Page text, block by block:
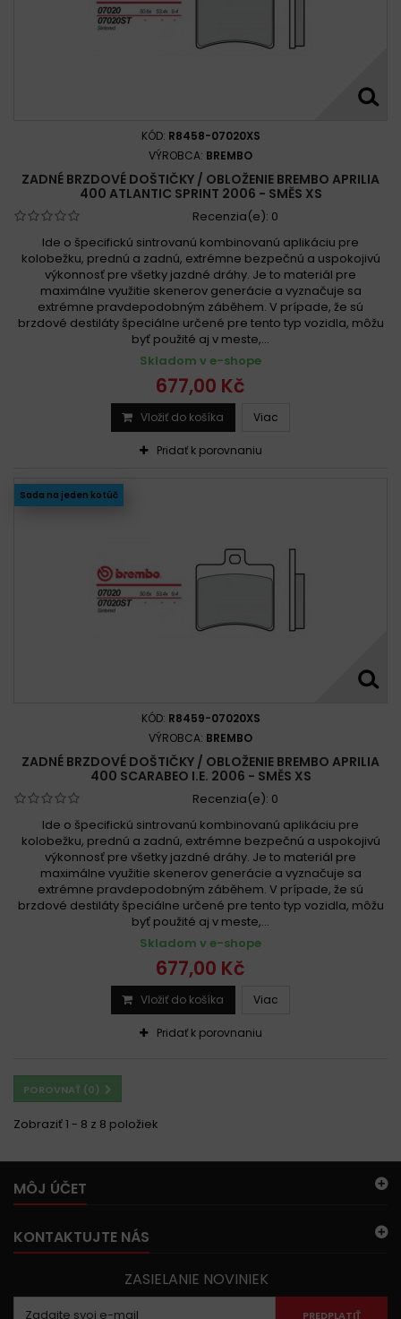
KÓD: R8458-07020XS
VÝROBCA: BREMBO
ZADNÉ BRZDOVÉ DOŠTIČKY / OBLOŽENIE BREMBO APRILIA
400 ATLANTIC SPRINT 2006 - SMĚS XS
Recenzia(e): 0
Ide o špecifickú sintrovanú kombinovanú aplikáciu pre
kolobežku, prednú a zadnú, extrémne bezpečnú a uspokojivú
výkonnosť pre všetky jazdné dráhy. Je to materiál pre
maximálne využitie skenerov generácie a vyznačuje sa
extrémne pravdepodobným záběhem. V prípade, že sú
brzdové destiláty špeciálne určené pre tento typ vozidla, môžu
byť použité aj v meste,...
Skladom v e-shope
677,00 Kč
Vložiť do košíka Viac
Pridať k porovnaniu
Sada na jeden kotúč
KÓD: R8459-07020XS
VÝROBCA: BREMBO
ZADNÉ BRZDOVÉ DOŠTIČKY / OBLOŽENIE BREMBO APRILIA
400 SCARABEO I.E. 2006 - SMĚS XS
Recenzia(e): 0
Ide o špecifickú sintrovanú kombinovanú aplikáciu pre
kolobežku, prednú a zadnú, extrémne bezpečnú a uspokojivú
výkonnosť pre všetky jazdné dráhy. Je to materiál pre
maximálne využitie skenerov generácie a vyznačuje sa
extrémne pravdepodobným záběhem. V prípade, že sú
brzdové destiláty špeciálne určené pre tento typ vozidla, môžu
byť použité aj v meste,...
Skladom v e-shope
677,00 Kč
Vložiť do košíka Viac
Pridať k porovnaniu
POROVNAŤ (0)
Zobraziť 1 - 8 z 8 položiek
MÔJ ÚČET
KONTAKTUJTE NÁS
ZASIELANIE NOVINIEK
PREDPLATIŤ